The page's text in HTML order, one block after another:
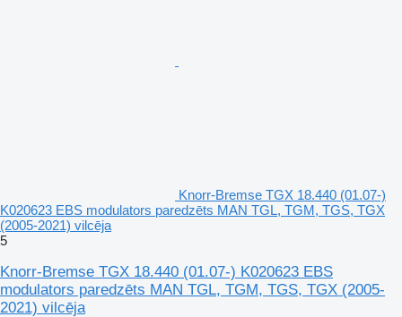
Knorr-Bremse TGX 18.440 (01.07-)
K020623 EBS modulators paredzēts MAN TGL, TGM, TGS, TGX
(2005-2021) vilcēja
5
Knorr-Bremse TGX 18.440 (01.07-) K020623 EBS
modulators paredzēts MAN TGL, TGM, TGS, TGX (2005-
2021) vilcēja